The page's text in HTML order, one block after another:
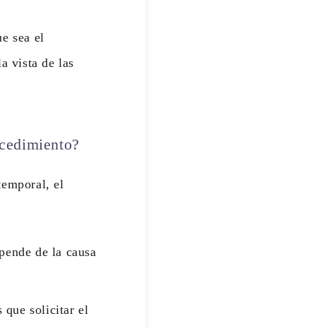
sea el
vista de las
el
de la causa
que solicitar el